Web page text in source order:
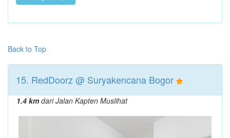
Back to Top
15. RedDoorz @ Suryakencana Bogor
1.4 kmdari Jalan Kapten Muslihat